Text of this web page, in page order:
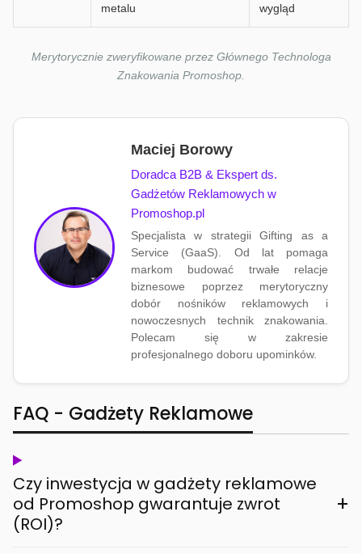
metalu
wygląd
Merytorycznie zweryfikowane przez Głównego Technologa
Znakowania Promoshop.
Maciej Borowy
Doradca B2B & Ekspert ds.
Gadżetów Reklamowych w
Promoshop.pl
Specjalista w strategii Gifting as a
Service (GaaS). Od lat pomaga
markom budować trwałe relacje
biznesowe poprzez merytoryczny
dobór nośników reklamowych i
nowoczesnych technik znakowania.
Polecam się w zakresie
profesjonalnego doboru upominków.
FAQ - Gadżety Reklamowe
Czy inwestycja w gadżety reklamowe
od Promoshop gwarantuje zwrot
(ROI)?
+